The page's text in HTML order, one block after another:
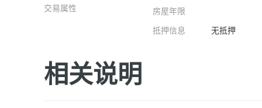
交易属性
房屋年限
抵押信息
无抵押
相关说明